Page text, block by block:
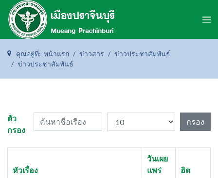
คุณอยู่ที่: หน้าแรก ข่าวสาร
ข่าวประชาสัมพันธ์
ข่าวประชาสัมพันธ์
ตัว
กรอง
ค้นหาชื่อเรือง แสดง # กรอง
หัวเรื่อง
วันเผย
แพร่
ฮิต